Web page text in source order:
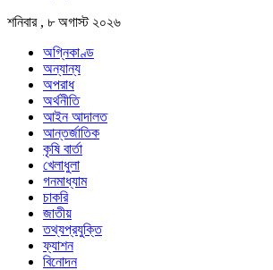
শনিবার , ৮ অগাস্ট ২০২৬
অগ্নিকাণ্ড
অন্যান্য
অপরাধ
অর্থনীতি
আইন আদালত
আন্তর্জাতিক
কৃষি বার্তা
খেলাধুলা
গনমাধ্যাম
চাকরি
জাতীয়
তথ্যপ্রযুক্তি
ফ্যাশন
বিনোদন